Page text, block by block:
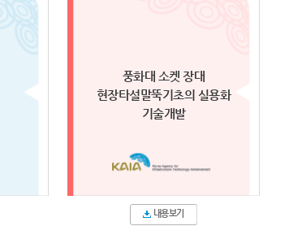
풍화대 소켓 장대
현장타설말뚝기초의 실용화
기술개발
내용보기